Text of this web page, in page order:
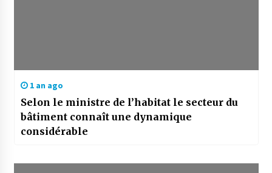
1 an ago
Selon le ministre de l’habitat le secteur du
bâtiment connaît une dynamique
considérable